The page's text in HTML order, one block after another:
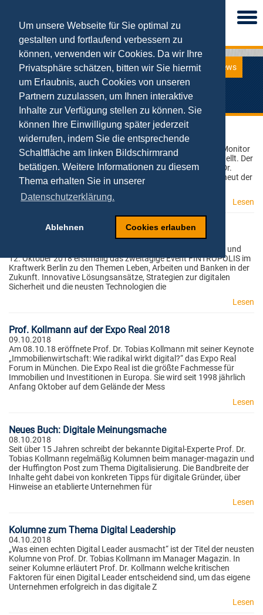
Um unsere Webseite für Sie optimal zu
gestalten und fortlaufend verbessern zu
können, verwenden wir Cookies. Da wir Ihre
Privatsphäre schätzen, bitten wir Sie hiermit
um Erlaubnis, auch Cookies von unseren
Partnern zuzulassen, um Ihnen interaktive
Inhalte zur Verfügung stellen zu können. Sie
können Ihre Einwilligung später jederzeit
widerrufen, indem Sie die entsprechende
Schaltfläche am linken Bildschirmrand
betätigen. Weitere Informationen zu diesem
Thema erhalten Sie in unserer
Datenschutzerklärung.
Ablehnen Cookies erlauben
News
News
Aktuelle Meldungen von NetStart
Deutscher Startup Monitor 2018
25.10.2018
Am 24.10.18 wurde in Berlin der sechste Deutsche Startup Monitor
(DSM) vom Bundesverband Deutsche Startup e.V. in vorgestellt. Der
Lehrstuhl für E-Business und E-Entrepreneurship von Prof. Dr.
Tobias Kollmann von der Universität Duisburg-Essen war erneut der
wissenschaftlicher Partner der größte
Lesen
Prof. Kollmann auf der Fintropolis 2018
Die Fiducia & GAD IT AG veranstaltet für ihre Kunden am 11. und
12. Oktober 2018 erstmalig das zweitägige Event FINTROPOLIS im
Kraftwerk Berlin zu den Themen Leben, Arbeiten und Banken in der
Zukunft. Innovative Lösungsansätze, Strategien zur digitalen
Sicherheit und die neusten Technologien die
Lesen
Prof. Kollmann auf der Expo Real 2018
09.10.2018
Am 08.10.18 eröffnete Prof. Dr. Tobias Kollmann mit seiner Keynote
„Immobilienwirtschaft: Wie radikal wirkt digital?“ das Expo Real
Forum in München. Die Expo Real ist die größte Fachmesse für
Immobilien und Investitionen in Europa. Sie wird seit 1998 jährlich
Anfang Oktober auf dem Gelände der Mess
Lesen
Neues Buch: Digitale Meinungsmache
08.10.2018
Seit über 15 Jahren schreibt der bekannte Digital-Experte Prof. Dr.
Tobias Kollmann regelmäßig Kolumnen beim manager-magazin und
der Huffington Post zum Thema Digitalisierung. Die Bandbreite der
Inhalte geht dabei von konkreten Tipps für digitale Gründer, über
Hinweise an etablierte Unternehmen für
Lesen
Kolumne zum Thema Digital Leadership
04.10.2018
„Was einen echten Digital Leader ausmacht“ ist der Titel der neusten
Kolumne von Prof. Dr. Tobias Kollmann im Manager Magazin. In
seiner Kolumne erläutert Prof. Dr. Kollmann welche kritischen
Faktoren für einen Digital Leader entscheidend sind, um das eigene
Unternehmen erfolgreich in das digitale Z
Lesen